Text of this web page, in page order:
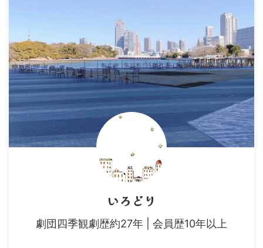
いろどり
劇団四季観劇歴約27年 | 会員歴10年以上